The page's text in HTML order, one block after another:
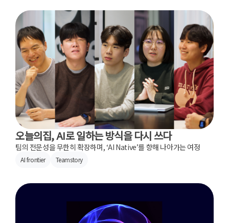
오늘의집, AI로 일하는 방식을 다시 쓰다
팀의 전문성을 무한히 확장하며, ‘AI Native’를 향해 나아가는 여정
AI frontier Teamstory